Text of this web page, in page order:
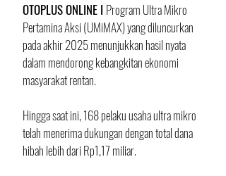
OTOPLUS ONLINE I Program Ultra Mikro
Pertamina Aksi (UMiMAX) yang diluncurkan
pada akhir 2025 menunjukkan hasil nyata
dalam mendorong kebangkitan ekonomi
masyarakat rentan.
Hingga saat ini, 168 pelaku usaha ultra mikro
telah menerima dukungan dengan total dana
hibah lebih dari Rp1,17 miliar.